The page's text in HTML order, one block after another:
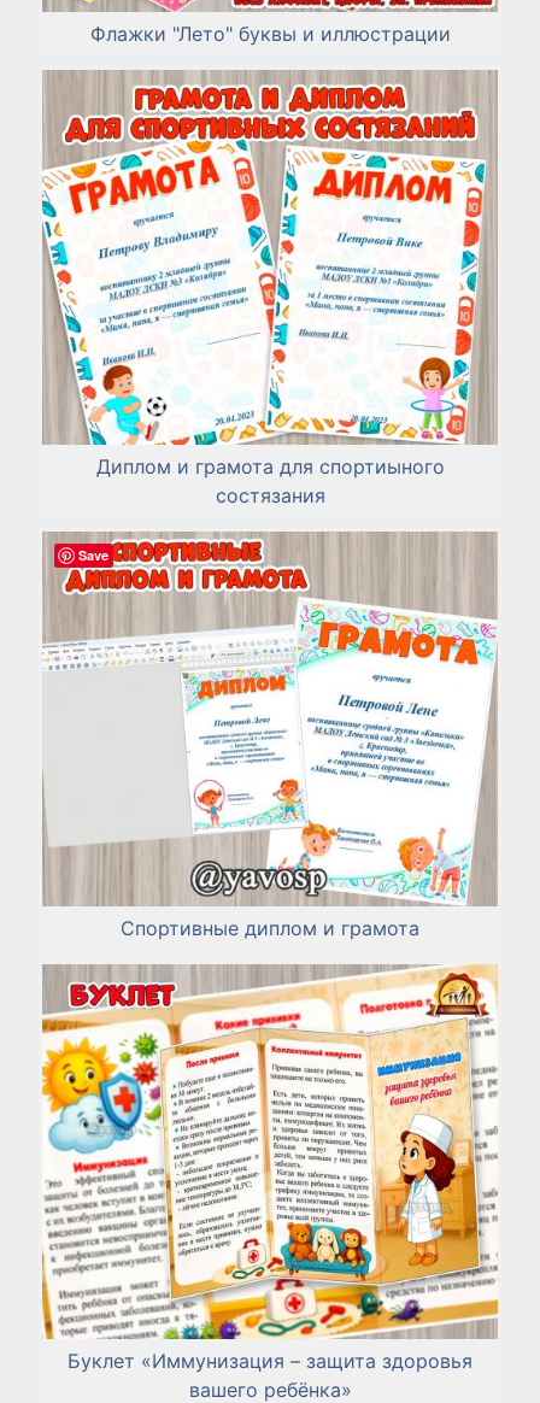
Флажки "Лето" буквы и иллюстрации
Диплом и грамота для спортиыного
состязания
Спортивные диплом и грамота
Буклет «Иммунизация – защита здоровья
вашего ребёнка»
Save